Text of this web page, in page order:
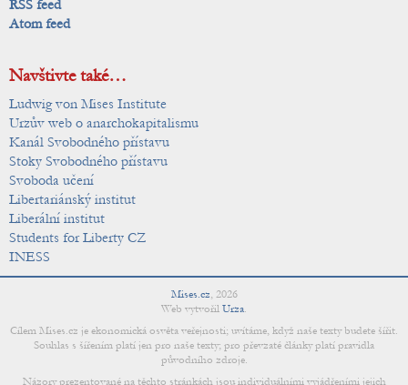
RSS feed
Atom feed
Navštivte také…
Ludwig von Mises Institute
Urzův web o anarchokapitalismu
Kanál Svobodného přístavu
Stoky Svobodného přístavu
Svoboda učení
Libertariánský institut
Liberální institut
Students for Liberty CZ
INESS
Mises.cz, 2026
Web vytvořil Urza.
Cílem Mises.cz je ekonomická osvěta veřejnosti; uvítáme, když naše texty budete šířit.
Souhlas s šířením platí jen pro naše texty; pro převzaté články platí pravidla
původního zdroje.
Názory prezentované na těchto stránkách jsou individuálními vyjádřeními jejich